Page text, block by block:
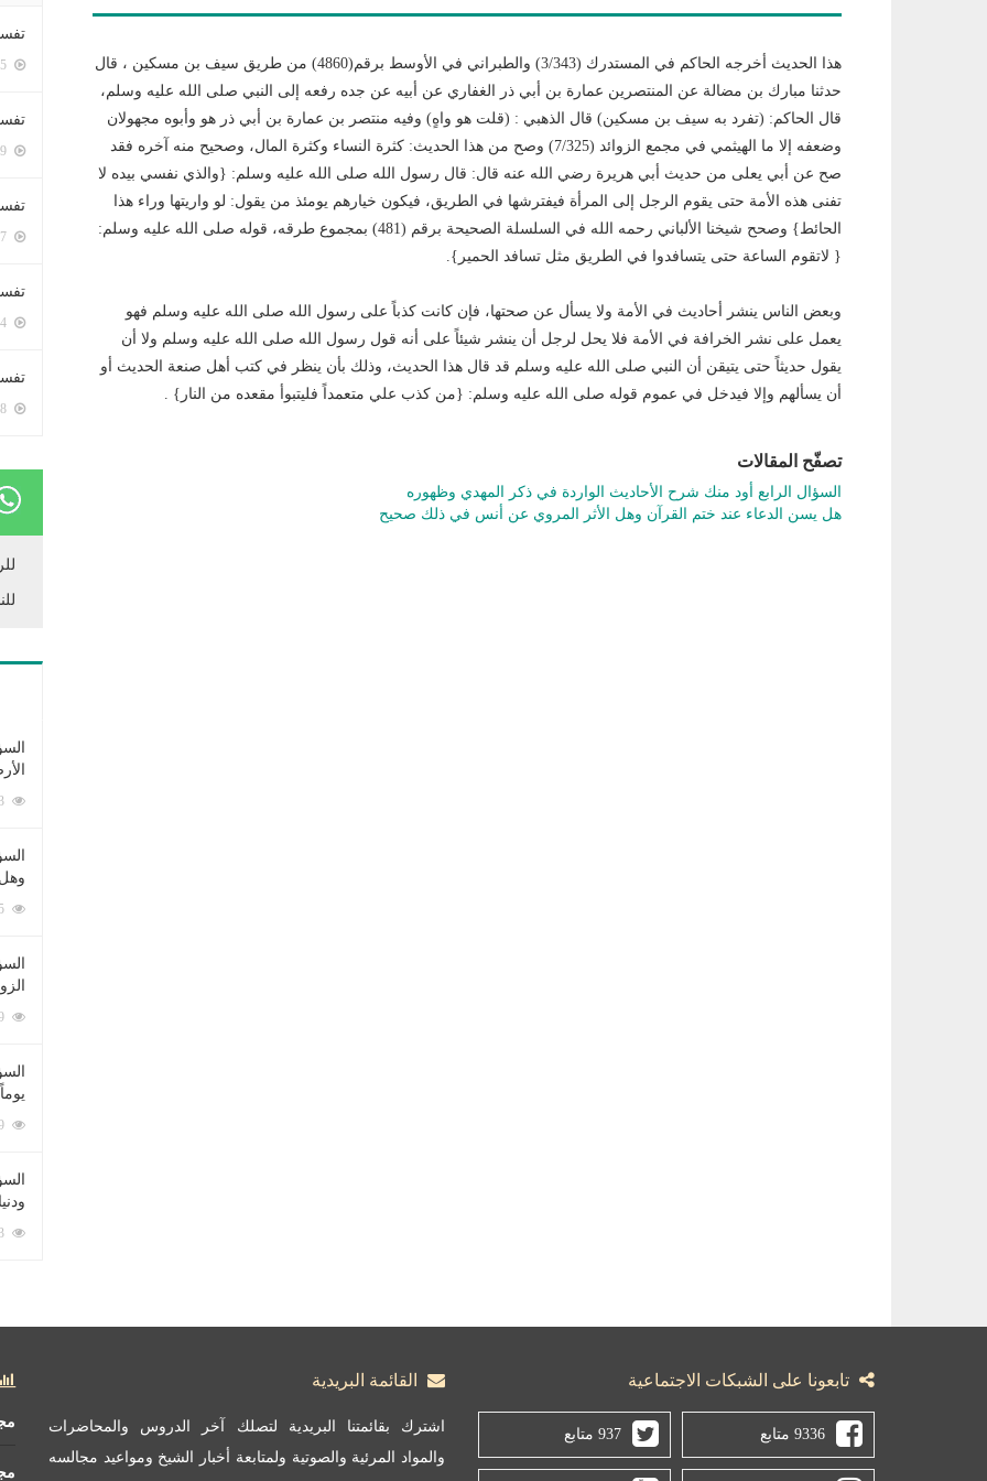
هذا الحديث أخرجه الحاكم في المستدرك (3/343) والطبراني في الأوسط برقم(4860) من طريق سيف بن مسكين ، قال
حدثنا مبارك بن مضالة عن المنتصرين عمارة بن أبي ذر الغفاري عن أبيه عن جده رفعه إلى النبي صلى الله عليه وسلم،
قال الحاكم: (تفرد به سيف بن مسكين) قال الذهبي : (قلت هو واهٍ) وفيه منتصر بن عمارة بن أبي ذر هو وأبوه مجهولان
وضعفه إلا ما الهيثمي في مجمع الزوائد (7/325) وصح من هذا الحديث: كثرة النساء وكثرة المال، وصحيح منه آخره فقد
صح عن أبي يعلى من حديث أبي هريرة رضي الله عنه قال: قال رسول الله صلى الله عليه وسلم: {والذي نفسي بيده لا
تفنى هذه الأمة حتى يقوم الرجل إلى المرأة فيفترشها في الطريق، فيكون خيارهم يومئذ من يقول: لو واريتها وراء هذا
الحائط} وصحح شيخنا الألباني رحمه الله في السلسلة الصحيحة برقم (481) بمجموع طرقه، قوله صلى الله عليه وسلم:
{ لاتقوم الساعة حتى يتسافدوا في الطريق مثل تسافد الحمير}.
وبعض الناس ينشر أحاديث في الأمة ولا يسأل عن صحتها، فإن كانت كذباً على رسول الله صلى الله عليه وسلم فهو
يعمل على نشر الخرافة في الأمة فلا يحل لرجل أن ينشر شيئاً على أنه قول رسول الله صلى الله عليه وسلم ولا أن
يقول حديثاً حتى يتيقن أن النبي صلى الله عليه وسلم قد قال هذا الحديث، وذلك بأن ينظر في كتب أهل صنعة الحديث أو
أن يسألهم وإلا فيدخل في عموم قوله صلى الله عليه وسلم: {من كذب علي متعمداً فليتبوأ مقعده من النار} .
تصفّح المقالات
السؤال الرابع أود منك شرح الأحاديث الواردة في ذكر المهدي وظهوره
هل يسن الدعاء عند ختم القرآن وهل الأثر المروي عن أنس في ذلك صحيح
تابعونا على الشبكات الاجتماعية
9336 متابع 937 متابع
القائمة البريدية
اشترك بقائمتنا البريدية لتصلك آخر الدروس والمحاضرات
والمواد المرئية والصوتية ولمتابعة أخبار الشيخ ومواعيد مجالسه